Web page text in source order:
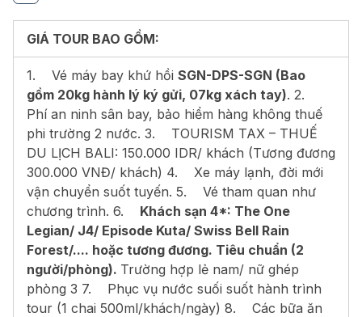
GIÁ TOUR BAO GỒM:
1. Vé máy bay khứ hồi SGN-DPS-SGN (Bao
gồm 20kg hành lý ký gửi, 07kg xách tay). 2.
Phí an ninh sân bay, bảo hiểm hàng không thuế
phi trường 2 nước. 3. TOURISM TAX – THUẾ
DU LỊCH BALI: 150.000 IDR/ khách (Tương đương
300.000 VNĐ/ khách) 4. Xe máy lạnh, đời mới
vận chuyển suốt tuyến. 5. Vé tham quan như
chương trình. 6. Khách sạn 4*: The One
Legian/ J4/ Episode Kuta/ Swiss Bell Rain
Forest/.... hoặc tương đương. Tiêu chuẩn (2
người/phòng). Trường hợp lẻ nam/ nữ ghép
phòng 3 7. Phục vụ nước suối suốt hành trình
tour (1 chai 500ml/khách/ngày) 8. Các bữa ăn